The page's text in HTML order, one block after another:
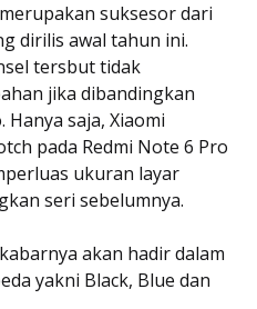
suksesor dari
dirilis awal tahun ini.
tersbut tidak
jika dibandingkan
Hanya saja, Xiaomi
pada Redmi Note 6 Pro
ukuran layar
seri sebelumnya.
akan hadir dalam
yakni Black, Blue dan